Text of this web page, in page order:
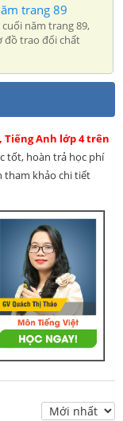
trang 89
cuối năm trang 89,
đồ trao đổi chất
Tiếng Anh lớp 4 trên
tốt, hoàn trả học phí
tham khảo chi tiết